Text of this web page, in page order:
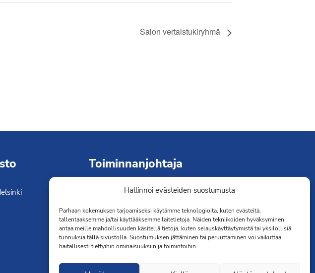
Hallinnoi evästeiden suostumusta
Parhaan kokemuksen tarjoamiseksi käytämme teknologioita, kuten evästeitä,
tallentaaksemme ja/tai käyttääksemme laitetietoja. Näiden tekniikoiden hyväksyminen
antaa meille mahdollisuuden käsitellä tietoja, kuten selauskäyttäytymistä tai yksilöllisiä
tunnuksia tällä sivustolla. Suostumuksen jättäminen tai peruuttaminen voi vaikuttaa
haitallisesti tiettyihin ominaisuuksiin ja toimintoihin.
Salon vertaistukiryhmä
Toiminnanjohtaja
Kimmo Järvinen
041 501 4176